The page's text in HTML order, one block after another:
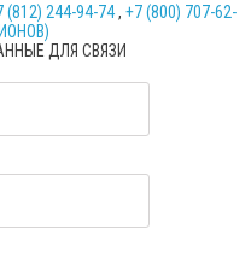
(812) 244-94-74, +7 (800) 707-62-
ДЛЯ СВЯЗИ